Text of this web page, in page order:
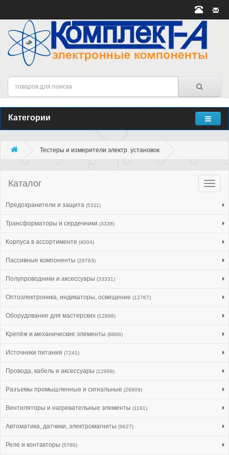
Категории
Тестеры и измерители электр. установок
Каталог
Предохранители и защита (5311)
Трансформаторы и сердечники (3338)
Корпуса в ассортименте (4004)
Пассивные компоненты (29763)
Полупроводники и аксессуары (33331)
Оптоэлектроника, индикаторы, освещение (12767)
Оборудование для мастерских (12898)
Крепёж и механические элементы (8866)
Источники питания (7241)
Провода, кабель и аксессуары (12969)
Разъемы промышленные и сигнальные (26909)
Вентиляторы и нагревательные элементы (1191)
Автоматика, датчики, электромагниты (9627)
Реле и контакторы (5780)